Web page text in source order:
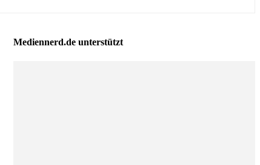
Mediennerd.de unterstützt